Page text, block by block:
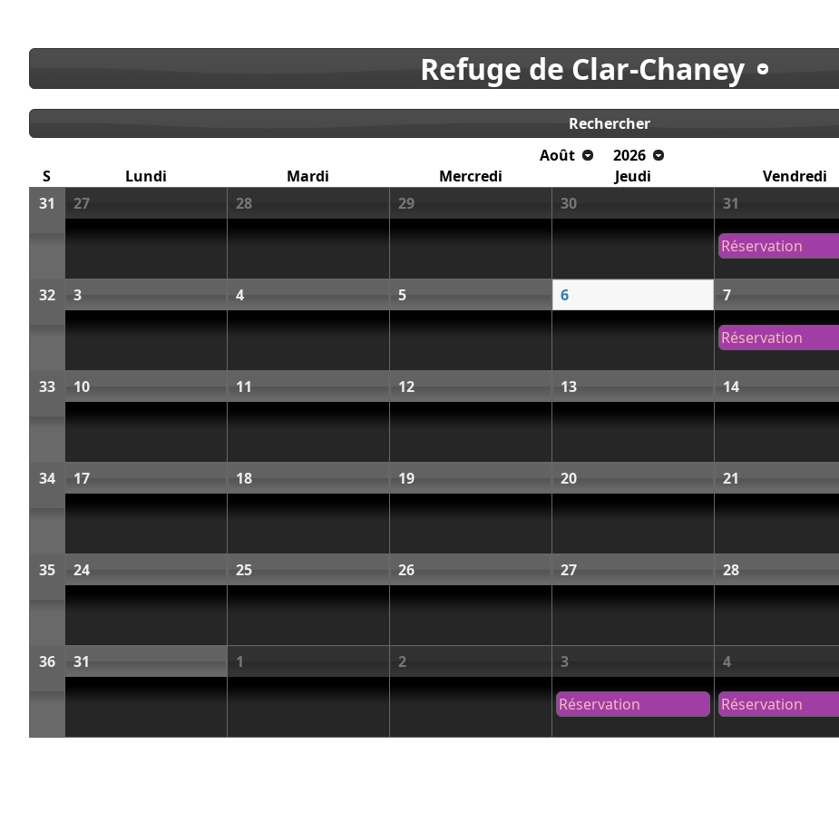
Refuge de Clar-Chaney
Rechercher
Août
2026
S
Lundi Mardi Mercredi Jeudi Vendredi
31
27 28 29 30 31
Réservation
32 3 4 5 6 7
Réservation
33 10 11 12 13 14
34 17 18 19 20 21
35 24 25 26 27 28
36 31 1 2 3
Réservation
4
Réservation